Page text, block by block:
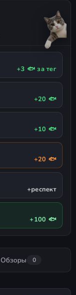
ИНВЕНТАРЬ
+3 🐟 за тег
+20 🐟
+10 🐟
+20 🐟
+респект
+100 🐟
Обзоры 0